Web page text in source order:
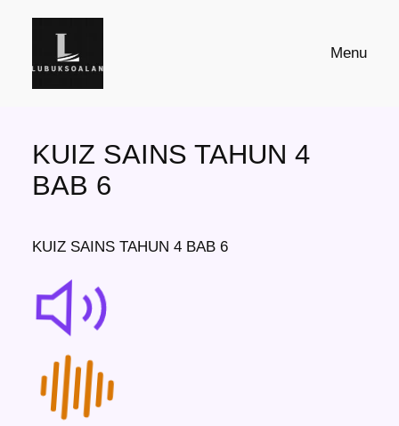
Menu
KUIZ SAINS TAHUN 4
BAB 6
KUIZ SAINS TAHUN 4 BAB 6